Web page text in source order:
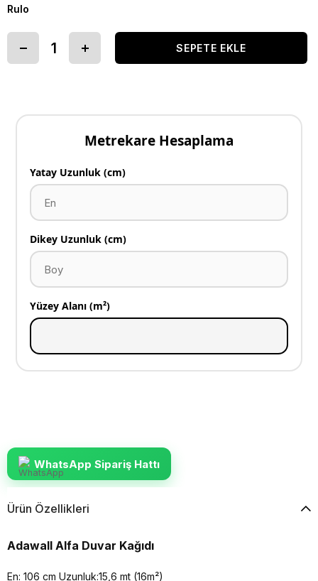
Rulo
Metrekare Hesaplama
Yatay Uzunluk (cm)
Dikey Uzunluk (cm)
Yüzey Alanı (m²)
WhatsApp Sipariş Hattı
Ürün Özellikleri
Adawall Alfa Duvar Kağıdı
En: 106 cm Uzunluk:15,6 mt (16m²)